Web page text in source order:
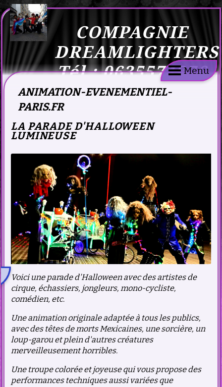
COMPAGNIE
DREAMLIGHTERS
Tél : 0635574876
Menu
ANIMATION-EVENEMENTIEL-
PARIS.FR
LA PARADE D'HALLOWEEN
LUMINEUSE
Voici une parade d'Halloween avec des artistes de
cirque, échassiers, jongleurs, mono-cycliste,
comédien, etc.
Une animation originale adaptée à tous les publics,
avec des têtes de mortsMexicaines, une sorcière, un
loup-garou et plein d'autres créatures
merveilleusement horribles.
Une troupe colorée et joyeuse qui vous propose des
performances techniques aussi variées que